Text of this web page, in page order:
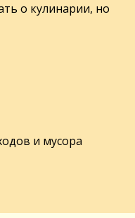
о кулинарии, но
и мусора